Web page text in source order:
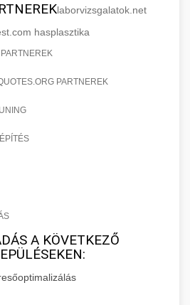
laborvizsgalatok.net
hasplasztika
PARTNEREK
A KÖVETKEZŐ